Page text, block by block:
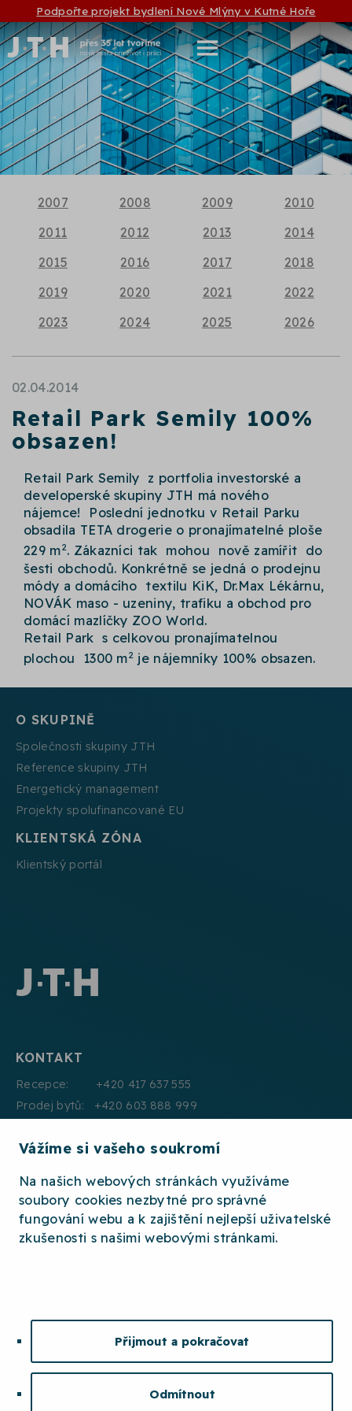
Vážíme si vašeho soukromí
Na našich webových stránkách využíváme
soubory cookies nezbytné pro správné
fungování webu a k zajištění nejlepší uživatelské
zkušenosti s našimi webovými stránkami.
Přijmout a pokračovat
Odmítnout
Podpořte projekt bydlení Nové Mlýny v Kutné Hoře
2007 2008 2009
2010
2011
2012 2013
2014
2015
2016 2017
2018
2019
2020 2021
2022
2023
2024 2025 2026
02.04.2014
Retail Park Semily 100%
obsazen!
Retail Park Semily z portfolia investorské a
developerské skupiny JTH má nového
nájemce! Poslední jednotku v Retail Parku
obsadila TETA drogerie o pronajímatelné ploše
229 m2. Zákazníci tak mohou nově zamířit do
šesti obchodů. Konkrétně se jedná o prodejnu
módy a domácího textilu KiK, Dr.Max Lékárnu,
NOVÁK maso - uzeniny, trafiku a obchod pro
domácí mazlíčky ZOO World.
Retail Park s celkovou pronajímatelnou
plochou 1300 m2 je nájemníky 100% obsazen.
O SKUPINĚ
Společnosti skupiny JTH
Reference skupiny JTH
Energetický management
Projekty spolufinancované EU
KLIENTSKÁ ZÓNA
Klientský portál
KONTAKT
Recepce: +420 417 637 555
Prodej bytů: +420 603 888 999
E:mail: info@jth.cz
2026 © JTH
ETICKÝ KODEX
MAPA STRÁNEK